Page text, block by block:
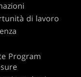
di lavoro
Program